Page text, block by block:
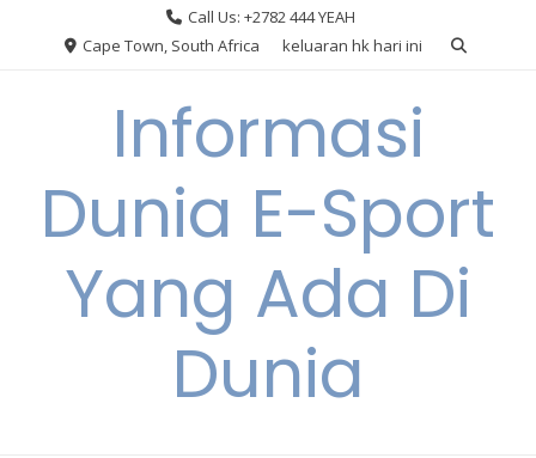
Call Us: +2782 444 YEAH
Cape Town, South Africa
keluaran hk hari ini
Informasi
Dunia E-Sport
Yang Ada Di
Dunia